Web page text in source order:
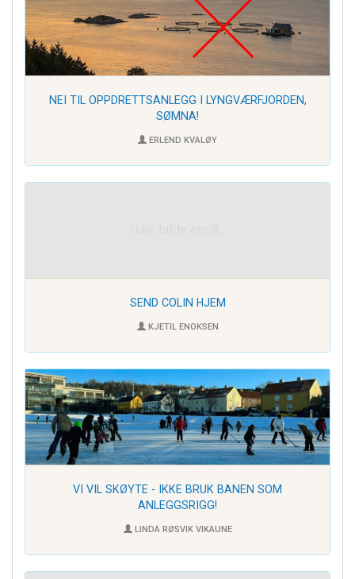
NEI TIL OPPDRETTSANLEGG I LYNGVÆRFJORDEN,
SØMNA!
ERLEND KVALØY
SEND COLIN HJEM
KJETIL ENOKSEN
VI VIL SKØYTE - IKKE BRUK BANEN SOM
ANLEGGSRIGG!
LINDA RØSVIK VIKAUNE